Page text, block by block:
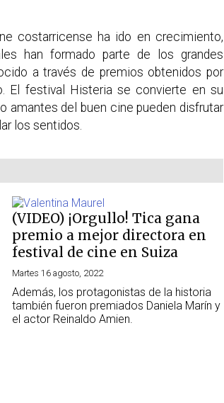
costarricense ha ido en crecimiento,
han formado parte de los grandes
a través de premios obtenidos por
El festival Histeria se convierte en su
amantes del buen cine pueden disfrutar
los sentidos.
(VIDEO) ¡Orgullo! Tica gana
premio a mejor directora en
festival de cine en Suiza
Martes 16 agosto, 2022
Además, los protagonistas de la historia
también fueron premiados Daniela Marín y
el actor Reinaldo Amien.